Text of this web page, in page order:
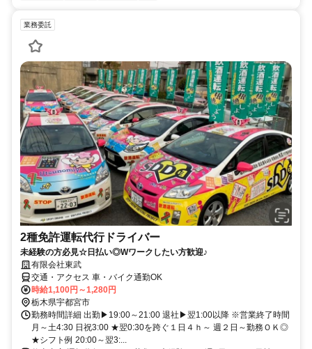
業務委託
2種免許運転代行ドライバー
未経験の方必見☆日払い◎Wワークしたい方歓迎♪
有限会社東武
交通・アクセス 車・バイク通勤OK
時給1,100円～1,280円
栃木県宇都宮市
勤務時間詳細 出勤▶19:00～21:00 退社▶翌1:00以降 ※営業終了時間
月～土4:30 日祝3:00 ★翌0:30を跨ぐ１日４ｈ～ 週２日～勤務ＯＫ◎
★シフト例 20:00～翌3:...